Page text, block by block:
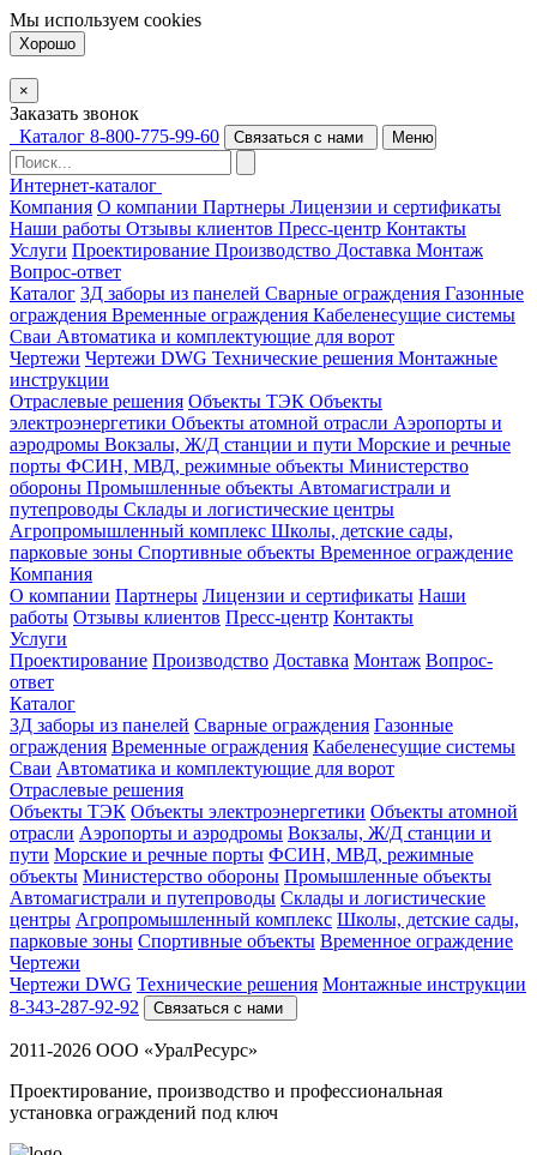
Мы используем cookies
Хорошо
×
Заказать звонок
Каталог 8-800-775-99-60 Связаться с нами Меню
Интернет-каталог
Компания О компании Партнеры Лицензии и сертификаты
Наши работы Отзывы клиентов Пресс-центр Контакты
Услуги Проектирование Производство Доставка Монтаж
Вопрос-ответ
Каталог 3Д заборы из панелей Сварные ограждения Газонные
ограждения Временные ограждения Кабеленесущие системы
Cваи Автоматика и комплектующие для ворот
Чертежи Чертежи DWG Технические решения Монтажные
инструкции
Отраслевые решения Объекты ТЭК Объекты
электроэнергетики Объекты атомной отрасли Аэропорты и
аэродромы Вокзалы, Ж/Д станции и пути Морские и речные
порты ФСИН, МВД, режимные объекты Министерство
обороны Промышленные объекты Автомагистрали и
путепроводы Склады и логистические центры
Агропромышленный комплекс Школы, детские сады,
парковые зоны Спортивные объекты Временное ограждение
Компания
О компании Партнеры Лицензии и сертификаты Наши
работы Отзывы клиентов Пресс-центр Контакты
Услуги
Проектирование Производство Доставка Монтаж Вопрос-
ответ
Каталог
3Д заборы из панелей Сварные ограждения Газонные
ограждения Временные ограждения Кабеленесущие системы
Cваи Автоматика и комплектующие для ворот
Отраслевые решения
Объекты ТЭК Объекты электроэнергетики Объекты атомной
отрасли Аэропорты и аэродромы Вокзалы, Ж/Д станции и
пути Морские и речные порты ФСИН, МВД, режимные
объекты Министерство обороны Промышленные объекты
Автомагистрали и путепроводы Склады и логистические
центры Агропромышленный комплекс Школы, детские сады,
парковые зоны Спортивные объекты Временное ограждение
Чертежи
Чертежи DWG Технические решения Монтажные инструкции
8-343-287-92-92
Связаться с нами
2011-2026 ООО «УралРесурс»
Проектирование, производство и профессиональная
установка ограждений под ключ